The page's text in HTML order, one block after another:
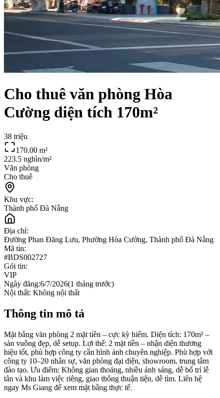
Cho thuê văn phòng Hòa
Cường diện tích 170m²
38 triệu
170.00 m²
223.5 nghìn/m²
Văn phòng
Cho thuê
Khu vực:
Thành phố Đà Nẵng
Địa chỉ:
Đường Phan Đăng Lưu, Phường Hòa Cường, Thành phố Đà Nẵng
Mã tin:
#BDS002727
Gói tin:
VIP
Ngày đăng:6/7/2026(1 tháng trước)
Nội thất: Không nội thất
Thông tin mô tả
Mặt bằng văn phòng 2 mặt tiền – cực kỳ hiếm. Diện tích: 170m² –
sàn vuông đẹp, dễ setup. Lợi thế: 2 mặt tiền – nhận diện thương
hiệu tốt, phù hợp công ty cần hình ảnh chuyên nghiệp. Phù hợp với
công ty 10–20 nhân sự, văn phòng đại diện, showroom, trung tâm
đào tạo. Ưu điểm: Không gian thoáng, nhiều ánh sáng, dễ bố trí lễ
tân và khu làm việc riêng, giao thông thuận tiện, dễ tìm. Liên hệ
ngay Ms Giang để xem mặt bằng thực tế.